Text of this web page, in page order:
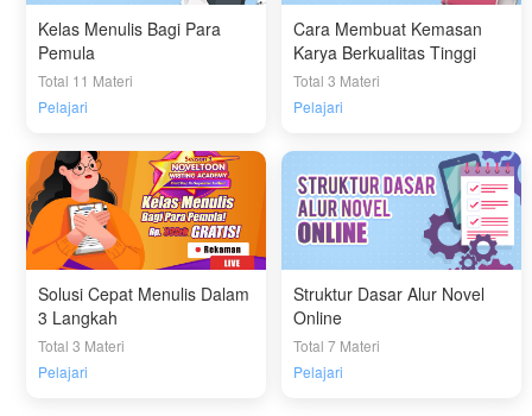
Kelas Menulis Bagi Para
Pemula
Total 11 Materi
Pelajari
Cara Membuat Kemasan
Karya Berkualitas Tinggi
Total 3 Materi
Pelajari
Solusi Cepat Menulis Dalam
3 Langkah
Total 3 Materi
Pelajari
Struktur Dasar Alur Novel
Online
Total 7 Materi
Pelajari